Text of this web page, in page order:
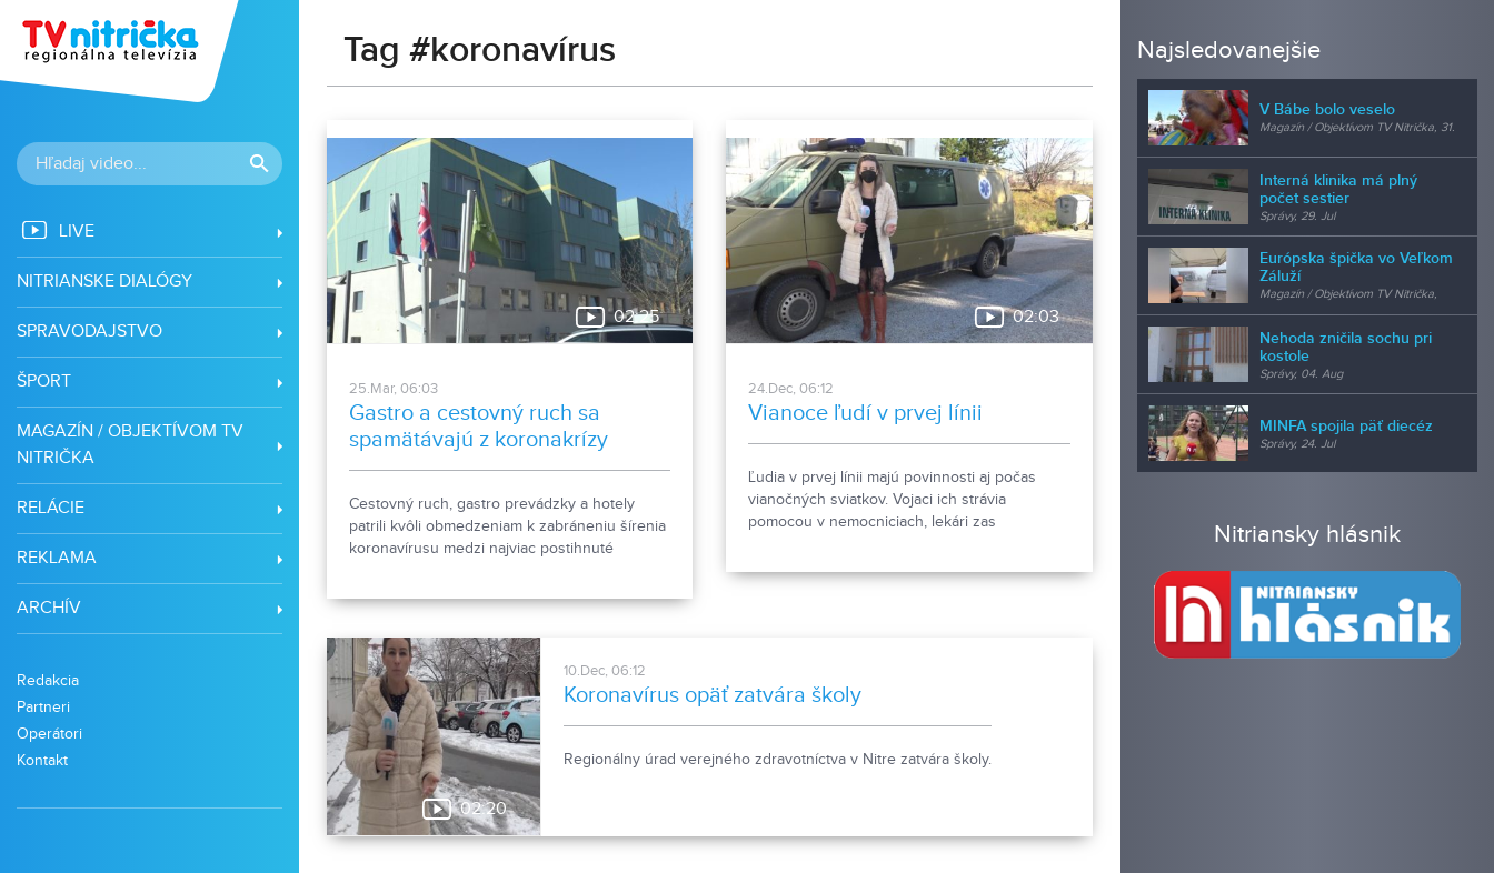
LIVE
NITRIANSKE DIALÓGY
SPRAVODAJSTVO
ŠPORT
MAGAZÍN / OBJEKTÍVOM TV
NITRIČKA
RELÁCIE
REKLAMA
ARCHÍV
Redakcia
Partneri
Operátori
Kontakt
Tag #koronavírus
02:25
25.Mar, 06:03
Gastro a cestovný ruch sa
spamätávajú z koronakrízy
Cestovný ruch, gastro prevádzky a hotely
patrili kvôli obmedzeniam k zabráneniu šírenia
koronavírusu medzi najviac postihnuté
02:03
24.Dec, 06:12
Vianoce ľudí v prvej línii
Ľudia v prvej línii majú povinnosti aj počas
vianočných sviatkov. Vojaci ich strávia
pomocou v nemocniciach, lekári zas
02:20
10.Dec, 06:12
Koronavírus opäť zatvára školy
Regionálny úrad verejného zdravotníctva v Nitre zatvára školy.
Najsledovanejšie
V Bábe bolo veselo
Magazín / Objektívom TV Nitrička, 31.
Interná klinika má plný
počet sestier
Správy, 29. Jul
Európska špička vo Veľkom
Záluží
Magazín / Objektívom TV Nitrička,
Nehoda zničila sochu pri
kostole
Správy, 04. Aug
MINFA spojila päť diecéz
Správy, 24. Jul
Nitriansky hlásnik